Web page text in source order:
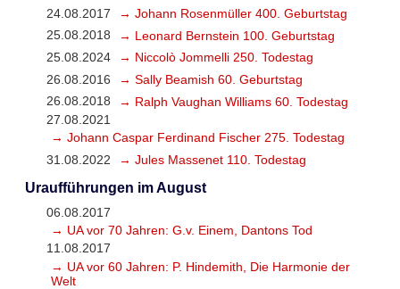
24.08.2017
→ Johann Rosenmüller 400. Geburtstag
25.08.2018
→ Leonard Bernstein 100. Geburtstag
25.08.2024
→ Niccolò Jommelli 250. Todestag
26.08.2016
→ Sally Beamish 60. Geburtstag
26.08.2018
→ Ralph Vaughan Williams 60. Todestag
27.08.2021
→ Johann Caspar Ferdinand Fischer 275. Todestag
31.08.2022
→ Jules Massenet 110. Todestag
Uraufführungen im August
06.08.2017
→ UA vor 70 Jahren: G.v. Einem, Dantons Tod
11.08.2017
→ UA vor 60 Jahren: P. Hindemith, Die Harmonie der
Welt